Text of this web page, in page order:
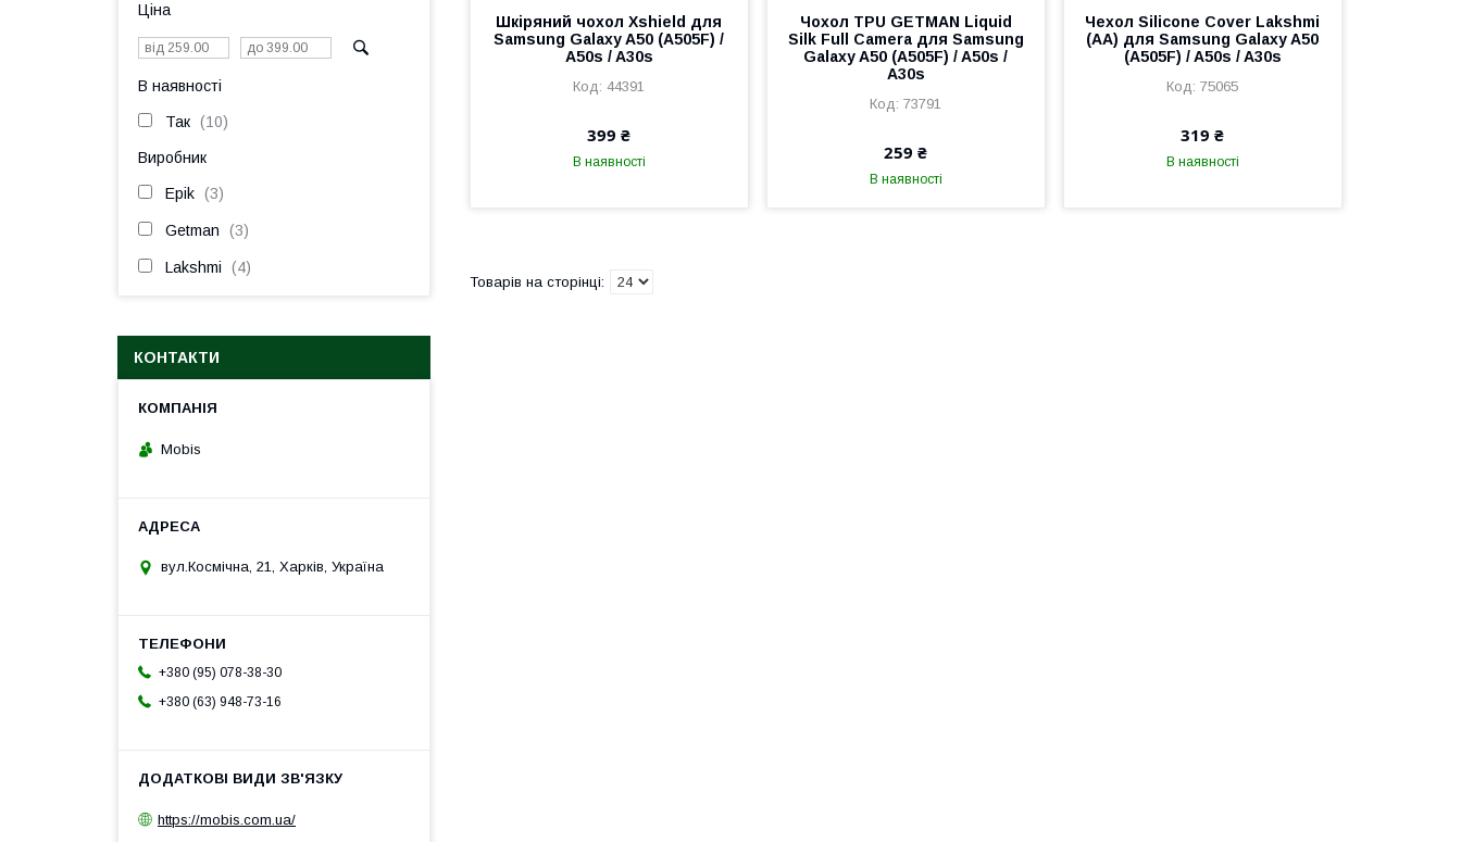
Шкіряний чохол Xshield для
Samsung Galaxy A50 (A505F) /
A50s / A30s
44391
399 ₴
В наявності
Чохол TPU GETMAN Liquid
Silk Full Camera для Samsung
Galaxy A50 (A505F) / A50s /
A30s
73791
259 ₴
В наявності
Чехол Silicone Cover Lakshmi
(AA) для Samsung Galaxy A50
(A505F) / A50s / A30s
75065
319 ₴
В наявності
Ціна
В наявності
Так 10
Виробник
Epik 3
Getman 3
Lakshmi 4
КОНТАКТИ
Mobis
вул.Космічна, 21, Харків, Україна
+380 (95) 078-38-30
+380 (63) 948-73-16
https://mobis.com.ua/